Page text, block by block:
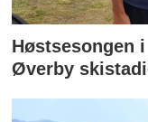
Høstsesongen
Øverby